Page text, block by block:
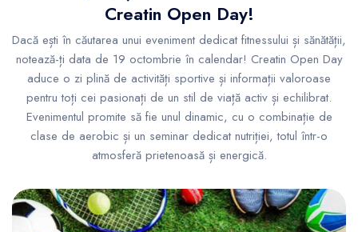
Creatin Open Day!
Dacă ești în căutarea unui eveniment dedicat fitnessului și sănătății,
notează-ți data de 19 octombrie în calendar! Creatin Open Day
aduce o zi plină de activități sportive și informații valoroase
pentru toți cei pasionați de un stil de viață activ și echilibrat.
Evenimentul promite să fie unul dinamic, cu o combinație de
clase de aerobic și un seminar dedicat nutriției, totul într-o
atmosferă prietenoasă și energică.